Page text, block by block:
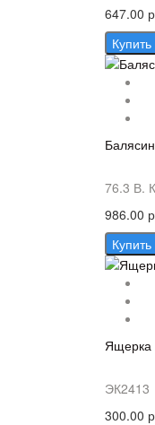
647.00
Купить
76.3 В.
986.00
Купить
Ящерка
ЭК2413
300.00